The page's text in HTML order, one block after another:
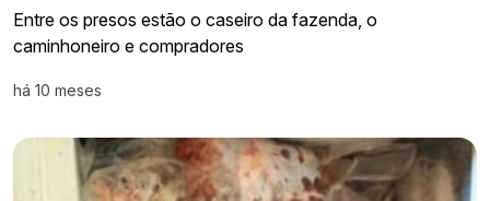
Entre os presos estão o caseiro da fazenda, o
caminhoneiro e compradores
há 10 meses